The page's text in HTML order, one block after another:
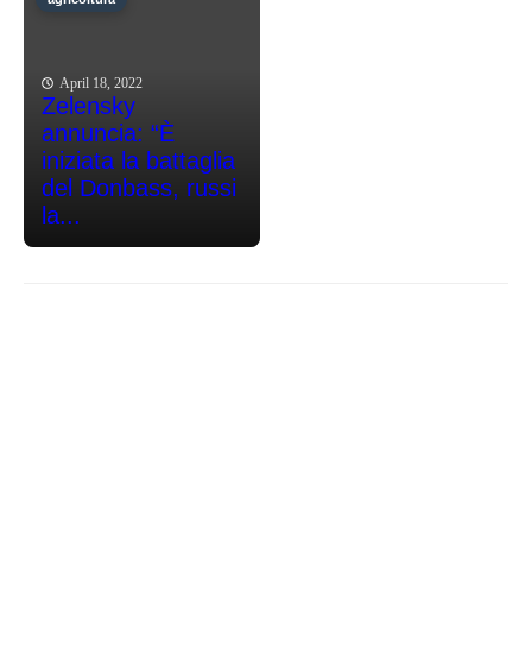
April 18, 2022
Zelensky
annuncia: “È
iniziata la battaglia
del Donbass, russi
la...